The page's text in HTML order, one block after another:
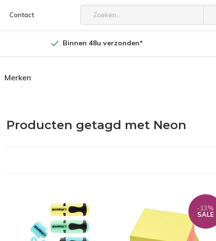
Contact
Binnen 48u verzonden*
Merken
Producten getagd met Neon
-13%
SALE